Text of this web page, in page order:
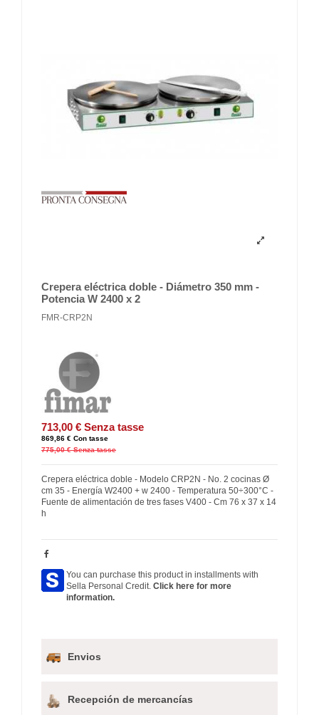
Crepera eléctrica doble - Diámetro 350 mm -
Potencia W 2400 x 2
FMR-CRP2N
713,00 € Senza tasse
869,86 € Con tasse
775,00 € Senza tasse
Crepera eléctrica doble - Modelo CRP2N - No. 2 cocinas Ø
cm 35 - Energía W2400 + w 2400 - Temperatura 50÷300°C -
Fuente de alimentación de tres fases V400 - Cm 76 x 37 x 14
h
You can purchase this product in installments with
Sella Personal Credit. Click here for more
information.
Envios
Recepción de mercancías